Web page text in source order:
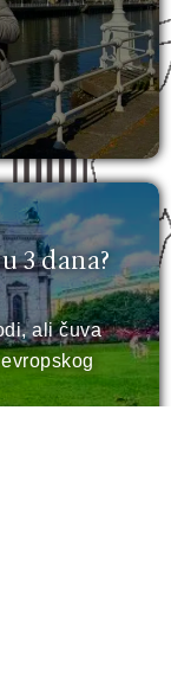
3 dana?
ali čuva